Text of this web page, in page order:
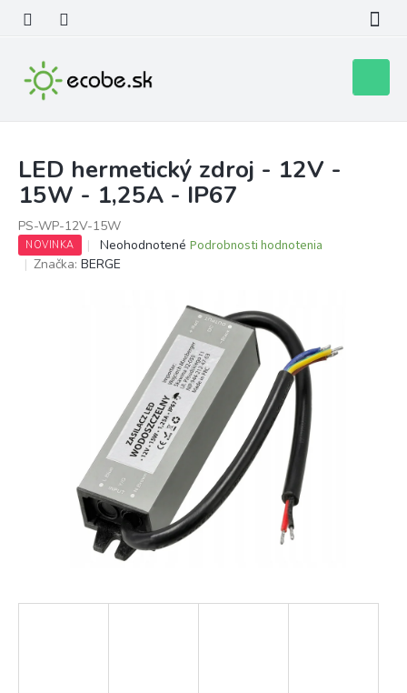
obsah
košík
LED hermetický zdroj - 12V -
15W - 1,25A - IP67
PS-WP-12V-15W
NOVINKA
Priemerné
hodnotenie
hviezdičiek.
Neohodnotené Podrobnosti hodnotenia
Značka: BERGE